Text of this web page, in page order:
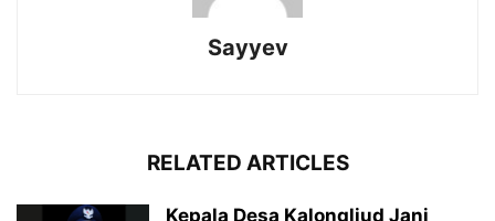
Sayyev
RELATED ARTICLES
Kepala Desa Kalongliud Jani